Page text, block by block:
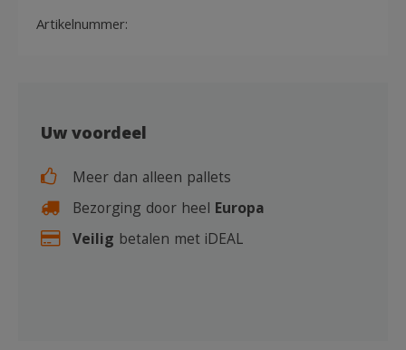
Artikelnummer:
Uw voordeel
Meer dan alleen pallets
Bezorging door heel Europa
Veilig betalen met iDEAL